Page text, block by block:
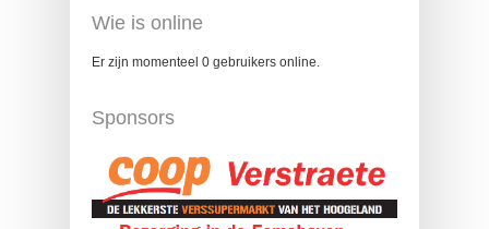
Wie is online
Er zijn momenteel 0 gebruikers online.
Sponsors